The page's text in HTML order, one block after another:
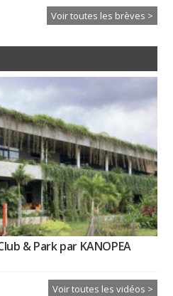
Voir toutes les brèves >
& Park par KANOPEA
Voir toutes les vidéos >